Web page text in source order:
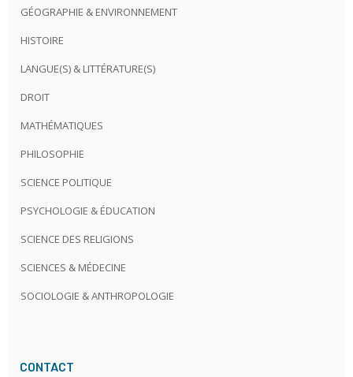
GÉOGRAPHIE & ENVIRONNEMENT
HISTOIRE
LANGUE(S) & LITTÉRATURE(S)
DROIT
MATHÉMATIQUES
PHILOSOPHIE
SCIENCE POLITIQUE
PSYCHOLOGIE & ÉDUCATION
SCIENCE DES RELIGIONS
SCIENCES & MÉDECINE
SOCIOLOGIE & ANTHROPOLOGIE
CONTACT